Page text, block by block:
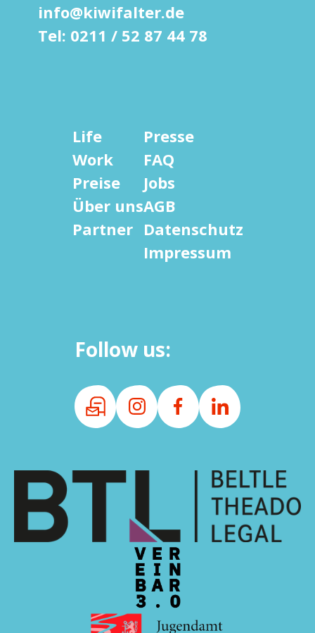
info@kiwifalter.de
Tel: 0211 / 52 87 44 78
Life
Work
Preise
Über uns
Partner
Presse
FAQ
Jobs
AGB
Datenschutz
Impressum
Follow us: